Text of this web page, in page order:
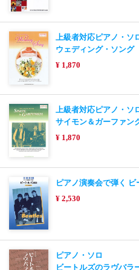
上級者対応ピアノ・ソ
ウェディング・ソング
¥ 1,870
上級者対応ピアノ・ソ
サイモン＆ガーファン
¥ 1,870
ピアノ演奏会で弾く ビ
¥ 2,530
ピアノ・ソロ
ビートルズのラヴバラ